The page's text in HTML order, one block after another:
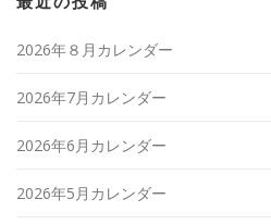
2026年８月カレンダー
2026年7月カレンダー
2026年6月カレンダー
2026年5月カレンダー